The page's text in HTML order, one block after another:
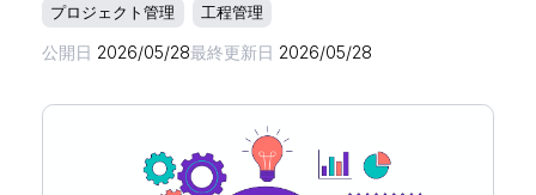
プロジェクト管理 工程管理
公開日 2026/05/28最終更新日 2026/05/28